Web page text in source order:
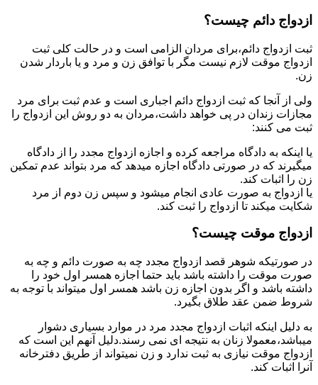
ازدواج دائم چیست؟
ثبت ازدواج دائم،برای مردان الزامی است و در حالت کلی ثبت
ازدواج موقت لازم نیست مگر با توافق زن و مرد و یا باردار شدن
زن.
ولی از آنجا که ثبت ازدواج دائم اجباری است و عدم ثبت برای مرد
مجازات زندان در پی خواهد داشت،مردان به دو روش این ازدواج را
ثبت می کنند:
یا اینکه به دادگاه مراجعه کرده و اجازه ازدواج مجدد را از دادگاه
میگیرند که در صورتی دادگاه اجازه میدهد که مرد بتواند عدم تمکین
زن را اثبات کند.
یا ازدواج به صورت عادی انجام میشود و سپس زن دوم از مرد
شکایت میکند تا ازدواج را ثبت کند.
ازدواج موقت چیست؟
در صورتیکه شوهر قصد ازدواج مجدد چه به صورت دائم و چه به
صورت موقت را داشته باشد باید حتما اجازه همسر اول خود را
داشته باشد و اگر بدون اجازه زن باشد همسر اول میتواند با توجه به
شروط ضمن عقد طلاق بگیرد.
به دلیل اینکه اثبات ازدواج مجدد مرد در موارد بسیاری دشوار
میباشد،معمولا زنان به نتیجه ای نمی رسند.دلیل آنهم این است که
ازدواج موقت نیازی به ثبت ندارد و زن نمیتواند از طریق دفترخانه
آنرا اثبات کند.